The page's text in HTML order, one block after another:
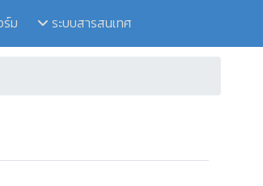
ม ระบบสารสนเทศ